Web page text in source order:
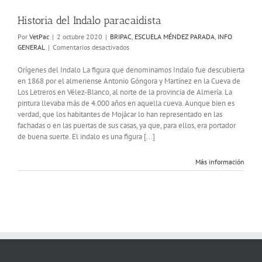
Historia del Indalo paracaidista
Por VetPac | 2 octubre 2020 | BRIPAC, ESCUELA MÉNDEZ PARADA, INFO
GENERAL | Comentarios desactivadosen
del
Indalo
paracaidista
Orígenes del Indalo La figura que denominamos Indalo fue descubierta
en 1868 por el almeriense Antonio Góngora y Martínez en la Cueva de
Los Letreros en Vélez-Blanco, al norte de la provincia de Almería. La
pintura llevaba más de 4.000 años en aquella cueva. Aunque bien es
verdad, que los habitantes de Mojácar lo han representado en las
fachadas o en las puertas de sus casas, ya que, para ellos, era portador
de buena suerte. El indalo es una figura [...]
Más información